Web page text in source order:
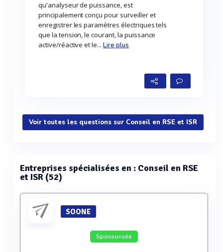
qu'analyseur de puissance, est
principalement conçu pour surveiller et
enregistrer les paramètres électriques tels
que la tension, le courant, la puissance
active/réactive et le...Lire plus
Voir toutes les questions sur Conseil en RSE et ISR
Entreprises spécialisées en : Conseil en RSE
et ISR (52)
SOONE
Sponsorisée